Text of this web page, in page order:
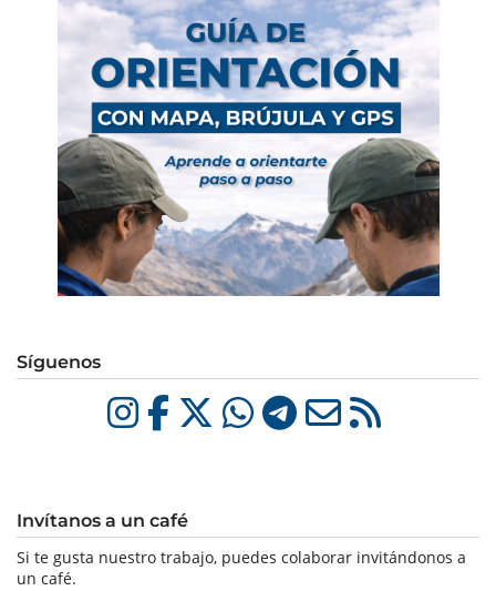
Síguenos
Invítanos a un café
Si te gusta nuestro trabajo, puedes colaborar invitándonos a
un café.